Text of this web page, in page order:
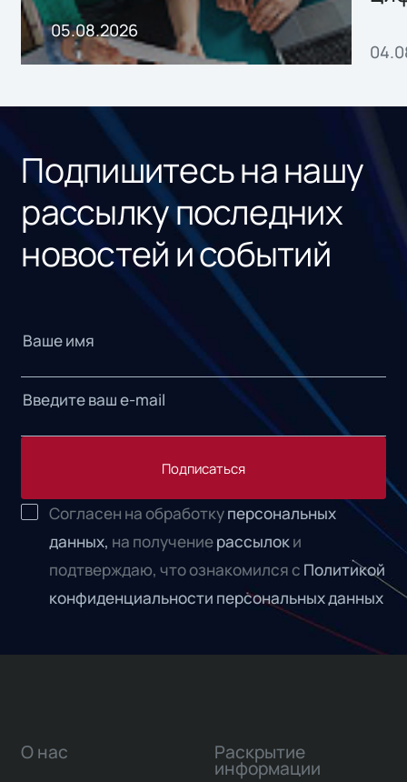
05.08.2026
Подпишитесь на нашу
рассылку последних
новостей и событий
Подписаться
Согласен на обработкуперсональных
данных, на получениерассылоки
подтверждаю, что ознакомился с Политикой
конфиденциальности персональных данных
О нас Раскрытие
информации